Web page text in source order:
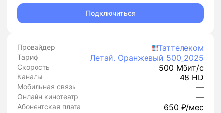
Подключиться
Провайдер Таттелеком
Тариф Летай. Оранжевый 500_2025
Скорость 500 Мбит/с
Каналы 48 HD
Мобильная связь —
Онлайн кинотеатр —
Абонентская плата 650 ₽/мес